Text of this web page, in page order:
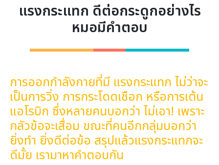
แรงกระแทก ดีต่อกระดูกอย่างไร
หมอมีคำตอบ
การออกกำลังกายที่มี แรงกระแทก ไม่ว่าจะ
เป็นการวิ่ง การกระโดดเชือก หรือการเต้น
แอโรบิก ซึ่งหลายคนบอกว่า ไม่เอา! เพราะ
กลัวข้อจะเสื่อม ขณะที่คนอีกกลุ่มบอกว่า
ยิ่งทำ ยิ่งดีต่อข้อ สรุปแล้วแรงกระแทกจะ
ดีมั้ย เรามาหาคำตอบกัน